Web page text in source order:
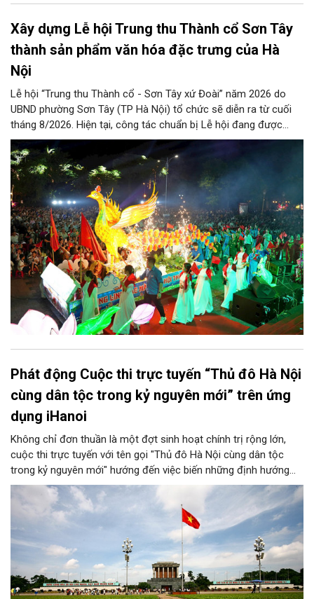
Xây dựng Lễ hội Trung thu Thành cổ Sơn Tây
thành sản phẩm văn hóa đặc trưng của Hà
Nội
Lễ hội “Trung thu Thành cổ - Sơn Tây xứ Đoài” năm 2026 do
UBND phường Sơn Tây (TP Hà Nội) tổ chức sẽ diễn ra từ cuối
tháng 8/2026. Hiện tại, công tác chuẩn bị Lễ hội đang được
chính quyền phường Sơn Tây cùng các phòng, ban, ngành, đơn
vị và 25 tổ dân phố khẩn trương triển khai, tạo khí thế sôi nổi,
sẵn sàng mang đến cho Nhân dân và du khách một mùa Trung
thu quy mô, đặc sắc và giàu bản sắc văn hóa xứ Đoài.
Phát động Cuộc thi trực tuyến “Thủ đô Hà Nội
cùng dân tộc trong kỷ nguyên mới” trên ứng
dụng iHanoi
Không chỉ đơn thuần là một đợt sinh hoạt chính trị rộng lớn,
cuộc thi trực tuyến với tên gọi "Thủ đô Hà Nội cùng dân tộc
trong kỷ nguyên mới" hướng đến việc biến những định hướng
chiến lược trong Nghị quyết số 02-NQ/TW của Bộ Chính trị
thành niềm tin, thành nhận thức chung của mỗi người dân.